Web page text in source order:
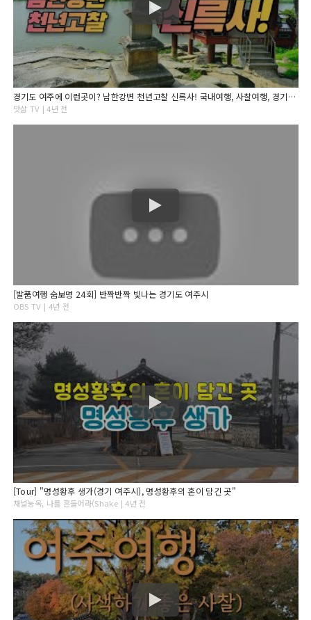
경기도 여주에 이런곳이? 남한강변 천년고찰 신륵사! 국내여행, 사찰여행, 경기도 여행, 여주가볼만한곳
맛삶 TV | 4년 전
[발품여행 숨보명 24회] 반짝반짝 빛나는 경기도 여주시
OBS TV | 4년 전
[Tour] "명성황후 생가(경기 여주시), 명성황후의 혼이 담긴 곳"
채널눙옥, 나를 흔들어라(Shake | 4년 전